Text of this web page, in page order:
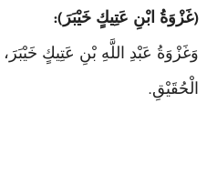
(غَزْوَةُ ابْنِ عَتِيكٍ خَيْبَرَ ):
وَغَزْوَةُ عَبْدِ اللَّهِ بْنِ عَتِيكٍ
الْحُقَيْقِ.